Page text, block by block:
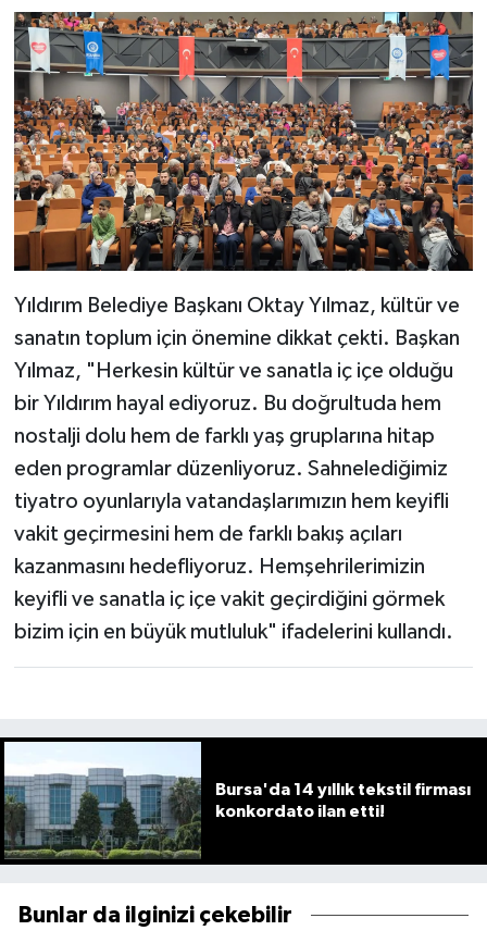
Yıldırım Belediye Başkanı Oktay Yılmaz, kültür ve
sanatın toplum için önemine dikkat çekti. Başkan
Yılmaz, "Herkesin kültür ve sanatla iç içe olduğu
bir Yıldırım hayal ediyoruz. Bu doğrultuda hem
nostalji dolu hem de farklı yaş gruplarına hitap
eden programlar düzenliyoruz. Sahnelediğimiz
tiyatro oyunlarıyla vatandaşlarımızın hem keyifli
vakit geçirmesini hem de farklı bakış açıları
kazanmasını hedefliyoruz. Hemşehrilerimizin
keyifli ve sanatla iç içe vakit geçirdiğini görmek
bizim için en büyük mutluluk" ifadelerini kullandı.
Bursa'da 14 yıllık tekstil firması
konkordato ilan etti!
Bunlar da ilginizi çekebilir